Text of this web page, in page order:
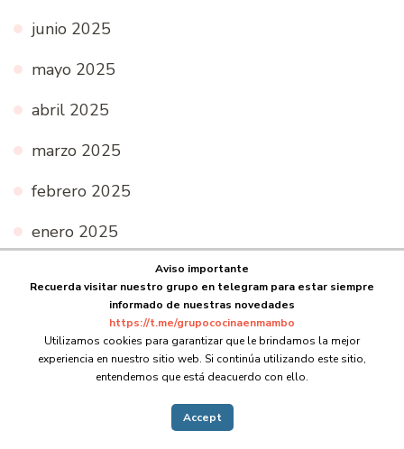
junio 2025
mayo 2025
abril 2025
marzo 2025
febrero 2025
enero 2025
octubre 2024
septiembre 2024
Aviso importante
Recuerda visitar nuestro grupo en telegram para estar siempre
informado de nuestras novedades
https://t.me/grupococinaenmambo
Utilizamos cookies para garantizar que le brindamos la mejor
experiencia en nuestro sitio web. Si continúa utilizando este sitio,
entendemos que está deacuerdo con ello.
Accept